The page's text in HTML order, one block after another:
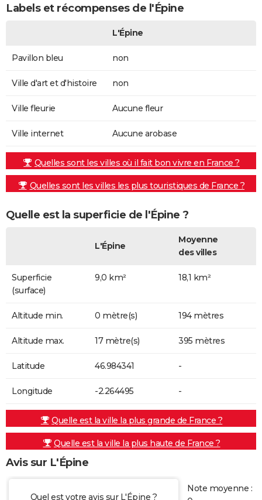
Labels et récompenses de l'Épine
L'Épine
Pavillon bleu non
Ville d'art et d'histoire non
Ville fleurie Aucune fleur
Ville internet Aucune arobase
Quelles sont les villes où il fait bon vivre en France ?
Quelles sont les villes les plus touristiques de France ?
Quelle est la superficie de l'Épine ?
L'Épine
Moyenne
des villes
Superficie
(surface)
9,0 km² 18,1 km²
Altitude min. 0 mètre(s) 194 mètres
Altitude max. 17 mètre(s) 395 mètres
Latitude 46.984341 -
Longitude -2.264495 -
Quelle est la ville la plus grande de France ?
Quelle est la ville la plus haute de France ?
Avis sur L'Épine
Quel est votre avis sur L'Épine ?
Note moyenne :